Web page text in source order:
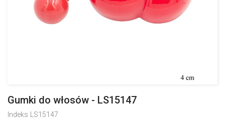
Gumki do włosów - LS15147
Indeks LS15147